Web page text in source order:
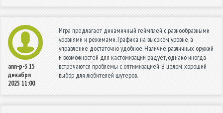
ann-p-315
декабря
2025 11:00
Игра предлагает динамичный геймплей с разнообразными
уровнями и режимами. Графика на высоком уровне, а
управление достаточно удобное. Наличие различных оружий
и возможностей для кастомизации радует, однако иногда
встречаются проблемы с оптимизацией. В целом, хороший
выбор для любителей шутеров.